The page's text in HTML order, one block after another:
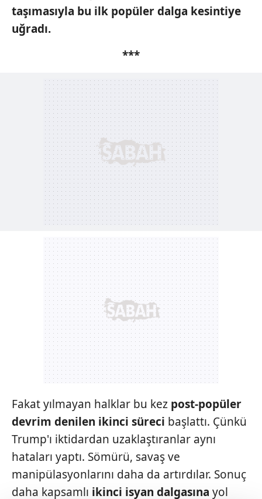
taşımasıyla bu ilk popülerdalga kesintiye
uğradı.
***
Fakat yılmayan halklar bu kez post-popüler
devrim denilen ikinci süreci başlattı. Çünkü
Trump'ı iktidardan uzaklaştıranlar aynı
hataları yaptı. Sömürü, savaş ve
manipülasyonlarını daha da artırdılar. Sonuç
daha kapsamlı ikinci isyan dalgasına yol